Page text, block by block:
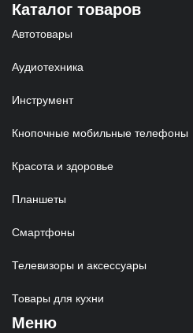
Каталог товаров
Автотовары
Аудиотехника
Инструмент
Кнопочные мобильные телефоны
Красота и здоровье
Планшеты
Смартфоны
Телевизоры и аксессуары
Товары для кухни
Меню